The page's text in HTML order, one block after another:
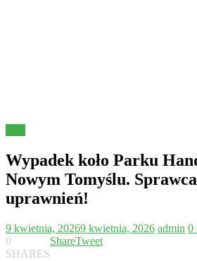
Wypadek koło Parku
Nowym Tomyślu.
uprawnień!
9 kwietnia, 20269 kwietnia, 2026 admin 0
0
SHARES
ShareTweet